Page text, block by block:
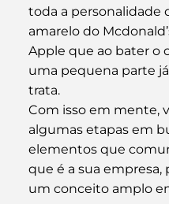
toda a personalidade
amarelo do
Apple que ao bater o
uma pequena parte
trata.
Com isso em mente,
algumas etapas em
elementos que
que é a sua
um conceito amplo